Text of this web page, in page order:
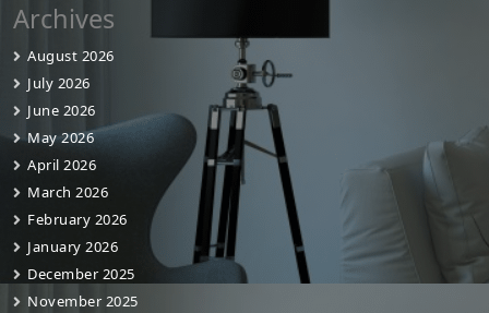
Archives
August 2026
July 2026
June 2026
May 2026
April 2026
March 2026
February 2026
January 2026
December 2025
November 2025